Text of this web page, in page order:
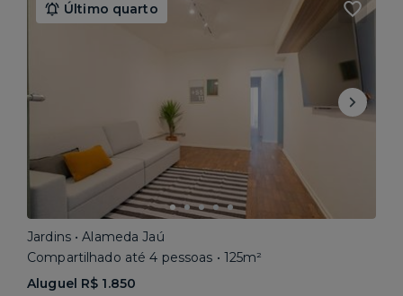
Último quarto
Jardins • Alameda Jaú
Compartilhado até 4 pessoas • 125m²
Aluguel R$ 1.850